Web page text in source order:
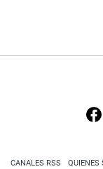
CANALES RSS QUIENES